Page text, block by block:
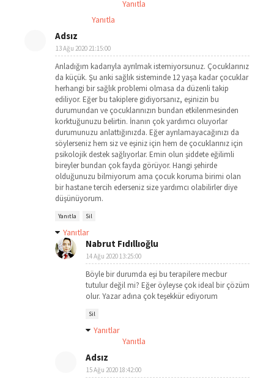
Yanıtla
Yanıtla
Adsız
13 Ağu 2020 21:15:00
Anladığım kadarıyla ayrılmak istemiyorsunuz. Çocuklarınız
da küçük. Şu anki sağlık sisteminde 12 yaşa kadar çocuklar
herhangi bir sağlık problemi olmasa da düzenli takip
ediliyor. Eğer bu takiplere gidiyorsanız, eşinizin bu
durumundan ve çocuklarınızın bundan etkilenmesinden
korktuğunuzu belirtin. İnanın çok yardımcı oluyorlar
durumunuzu anlattığınızda. Eğer ayrılamayacağınızı da
söylerseniz hem siz ve eşiniz için hem de çocuklarınız için
psikolojik destek sağlıyorlar. Emin olun şiddete eğilimli
bireyler bundan çok fayda görüyor. Hangi şehirde
olduğunuzu bilmiyorum ama çocuk koruma birimi olan
bir hastane tercih ederseniz size yardımcı olabilirler diye
düşünüyorum.
Yanıtla Sil
Yanıtlar
Nabrut Fıdıllıoğlu
14 Ağu 2020 13:25:00
Böyle bir durumda eşi bu terapilere mecbur
tutulur değil mi? Eğer öyleyse çok ideal bir çözüm
olur. Yazar adına çok teşekkür ediyorum
Sil
Yanıtlar
Yanıtla
Adsız
15 Ağu 2020 18:42:00